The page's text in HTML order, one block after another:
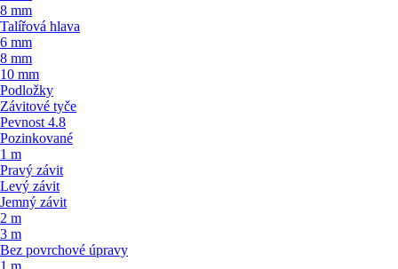
8 mm
Talířová hlava
6 mm
8 mm
10 mm
Podložky
Závitové tyče
Pevnost 4.8
Pozinkované
1 m
Pravý závit
Levý závit
Jemný závit
2 m
3 m
Bez povrchové úpravy
1 m